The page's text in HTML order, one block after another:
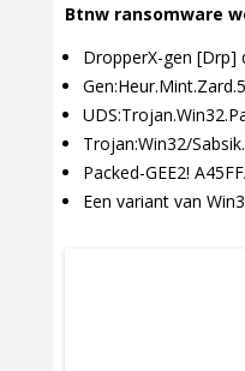
Btnw ransomware
DropperX-gen [Drp]
Trojan:Win32/
Packed-GEE2!
Een variant van